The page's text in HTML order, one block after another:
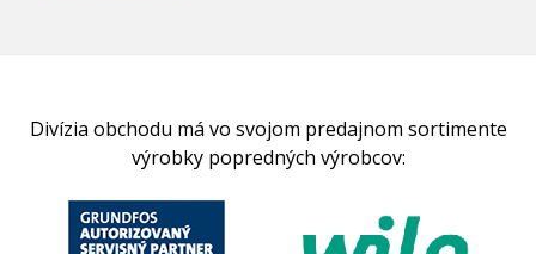
Divízia obchodu má vo svojom predajnom sortimente
výrobky popredných výrobcov: